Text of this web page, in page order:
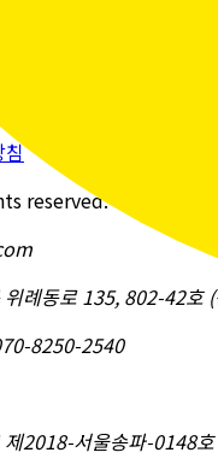
침
reserved.
례동로 135, 802-42호 (
8250-2540
2018-서울송파-0148